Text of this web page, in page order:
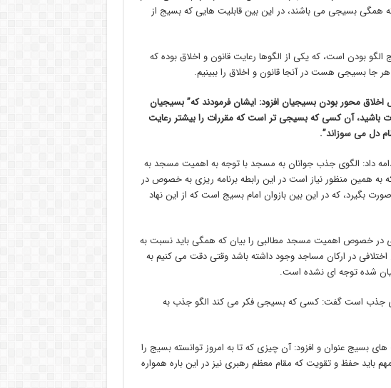
بسیجی می باشند، در این بین قابلیت هایی که بسیج از
بودن است، که یکی از الگوها رعایت قانون و اخلاق بوده که
جا بسیجی هست در آنجا قانون و اخلاق را ببینیم.
محور بودن بسیجیان افزود: ایشان فرمودند که” بسیجیان
باشید، آن کسی که بسیجی تر است که مقررات را بیشتر رعایت
دل می سوزاند”.
داد: الگوی جذب جوانان به مسجد با توجه به اهمیت مسجد به
به همین منظور نیاز است در این رابطه برنامه ریزی به خصوص در
که در این بین بازوان امام بسیج است که از این نهاد
در خصوص اهمیت مسجد مطالبی را بیان که همگی باید نسبت به
اختلافی در ارکان مساجد وجود داشته باشد وقتی دقت می کنیم به
شده توجه ای نشده است.
جذب است گفت: کسی که بسیجی فکر می کند الگو جذب به
بسیج عنوان و افزود: آن چیزی که تا به امروز توانسته بسیج را
حفظ و تقویت که مقام معظم رهبری نیز در این باره همواره